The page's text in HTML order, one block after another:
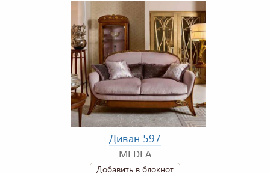
Диван 597
MEDEA
Добавить в блокнот